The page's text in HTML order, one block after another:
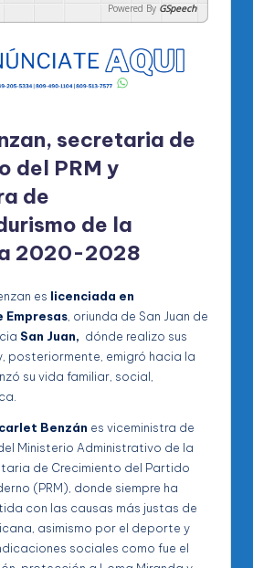
Powered By GSpeech
secretaria de
del PRM y
de
de la
2020-2028
es licenciada en
Empresas , oriunda de San Juan de
San Juan, dónde realizo sus
posteriormente, emigró hacia la
su vida familiar, social,
Benzán es viceministra de
Ministerio Administrativo de la
de Crecimiento del Partido
(PRM), donde siempre ha
con las causas más justas de
asimismo por el deporte y
sociales como fue el